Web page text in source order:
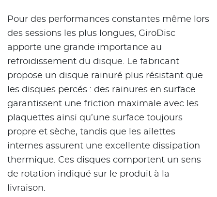
Pour des performances constantes même lors
des sessions les plus longues, GiroDisc
apporte une grande importance au
refroidissement du disque. Le fabricant
propose un disque rainuré plus résistant que
les disques percés : des rainures en surface
garantissent une friction maximale avec les
plaquettes ainsi qu’une surface toujours
propre et sèche, tandis que les ailettes
internes assurent une excellente dissipation
thermique. Ces disques comportent un sens
de rotation indiqué sur le produit à la
livraison.